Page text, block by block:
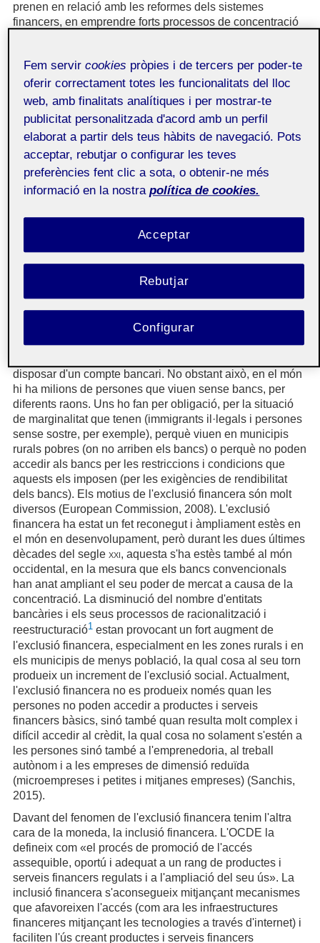
prenen en relació amb les reformes dels sistemes
financers, en emprendre forts processos de concentració
en aquells municipis més petits que no són prou rendibles
per als bancs. L'obsessió per la rendibilitat i l'eficiència,
com a objectius prioritaris dels bancs, al costat de les
mesures legals preses per les principals institucions de la
Unió Europea (Banc Central Europeu, Comissió Europea)
en relació amb els graus de capitalització i de solvència,
provoca un increment de l'exclusió financera, que afecta
especialment els col·lectius amb menys recursos i en
situació de marginació (Sanchis, 2013).
es troben amb dificultats en l'accés i/o ús dels serveis i
productes financers adequats a les seves necessitats i
que els permetin portar una vida social normal en la
societat a la qual pertanyen». Segons el tipus de societat
en què vivim, no tenir productes i serveis financers bàsics,
com disposar d'un compte bancari o poder fer
transferències i reintegraments, té unes conseqüències o
unes altres. Espanya, per exemple, és un país molt
disposar d'un compte bancari. No obstant això, en el món
hi ha milions de persones que viuen sense bancs, per
diferents raons. Uns ho fan per obligació, per la situació
de marginalitat que tenen (immigrants il·legals i persones
sense sostre, per exemple), perquè viuen en municipis
rurals pobres (on no arriben els bancs) o perquè no poden
accedir als bancs per les restriccions i condicions que
aquests els imposen (per les exigències de rendibilitat
dels bancs). Els motius de l'exclusió financera són molt
diversos (European Commission, 2008). L'exclusió
financera ha estat un fet reconegut i àmpliament estès en
el món en desenvolupament, però durant les dues últimes
dècades del segle xxi, aquesta s'ha estès també al món
occidental, en la mesura que els bancs convencionals
han anat ampliant el seu poder de mercat a causa de la
concentració. La disminució del nombre d'entitats
bancàries i els seus processos de racionalització i
reestructuració1estan provocant un fort augment de
l'exclusió financera, especialment en les zones rurals i en
els municipis de menys població, la qual cosa al seu torn
produeix un increment de l'exclusió social. Actualment,
l'exclusió financera no es produeix només quan les
persones no poden accedir a productes i serveis
financers bàsics, sinó també quan resulta molt complex i
difícil accedir al crèdit, la qual cosa no solament s'estén a
les persones sinó també a l'emprenedoria, al treball
autònom i a les empreses de dimensió reduïda
(microempreses i petites i mitjanes empreses) (Sanchis,
2015).
Davant del fenomen de l'exclusió financera tenim l'altra
cara de la moneda, la inclusió financera. L'OCDE la
defineix com «el procés de promoció de l'accés
assequible, oportú i adequat a un rang de productes i
serveis financers regulats i a l'ampliació del seu ús». La
inclusió financera s'aconsegueix mitjançant mecanismes
que afavoreixen l'accés (com ara les infraestructures
financeres mitjançant les tecnologies a través d'internet) i
faciliten l'ús creant productes i serveis financers
Fem servircookies pròpies i de tercers per poder-te
oferir correctament totes les funcionalitats del lloc
web, amb finalitats analítiques i per mostrar-te
publicitat personalitzada d'acord amb un perfil
elaborat a partir dels teus hàbits de navegació. Pots
acceptar, rebutjar o configurar les teves
preferències fent clic a sota, o obtenir-ne més
informació en la nostra política de cookies.
Rebutjar
Acceptar
Configurar